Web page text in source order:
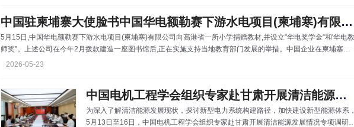
速组织召开防汛部署会议，启动防汛抢险应急预案，即刻升级防汛应急响应，全面进入
24小时防汛战备状态。重点对大坝、溢洪道、启闭设备、输电线路等关键设备加强巡
视检查。同时持续加强对来水情况的
中国驻柬埔寨大使脸书中国华电额勒赛下游水电项目(柬埔寒)有限公司向高港省一所小学捐赠教材并设立奖学金
5月15日,中国华电额勒赛下游水电项目(柬埔寒)有限公司向高港省一所小学捐赠教材,并设立“华电奖学金“和'华电教
师奖”。上述公司在今年2月拨款建造一座图书馆后,正在实施支持当地教育部门发展的举措。中国企业在柬埔塞不
仅建设高质量的项目,而且积极履行社会责任,成为中柬友谊的桥梁。
2026-05-23
中国电机工程学会组织专家赴甘肃开展清洁能源发展专题调研
为深入了解清洁能源发展现状，探讨新型电力系统构建路径，加快建设新型能源体系，
5月13日至16日，中国电机工程学会组织专家赴甘肃开展清洁能源发展情况专项调研